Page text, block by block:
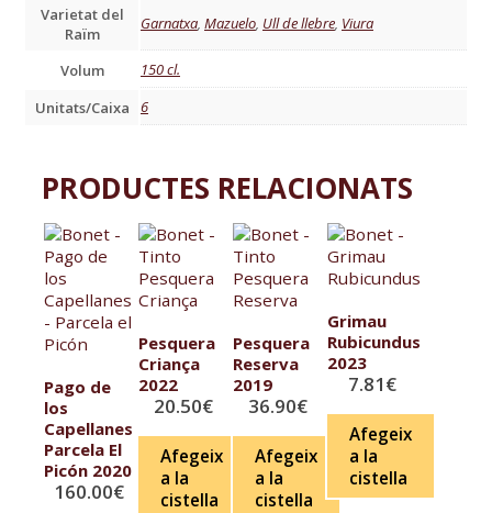
Varietat del
Raïm
Garnatxa, Mazuelo, Ull de llebre, Viura
Volum
150 cl.
Unitats/Caixa
6
PRODUCTES RELACIONATS
Pago de
los
Capellanes
Parcela El
Picón 2020
160.00€
Pesquera
Criança
2022
20.50€
Afegeix
a la
cistella
Pesquera
Reserva
2019
36.90€
Afegeix
a la
cistella
Grimau
Rubicundus
2023
7.81€
Afegeix
a la
cistella